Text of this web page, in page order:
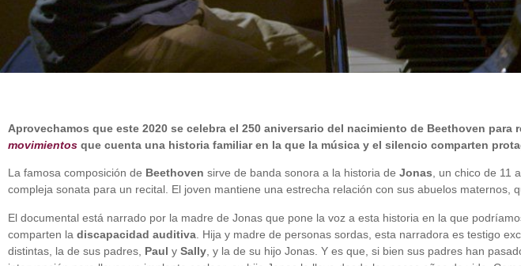
Aprovechamos que este 2020 se celebra el 250 aniversario del nacimiento de Beethoven para
movimientos que cuenta una historia familiar en la que la música y el silencio comparten
La famosa composición de Beethoven sirve de banda sonora a la historia de Jonas, un chico de 11
compleja sonata para un recital. El joven mantiene una estrecha relación con sus abuelos maternos,
El documental está narrado por la madre de Jonas que pone la voz a esta historia en la que
comparten la discapacidad auditiva . Hija y madre de personas sordas, esta narradora es testigo
distintas, la de sus padres, Paul y Sally , y la de su hijo Jonas. Y es que, si bien sus padres han